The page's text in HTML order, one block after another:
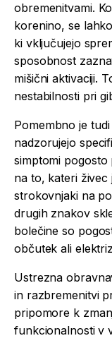
obremenitvami.
korenino, se
ki vključujejo
sposobnost
mišični aktivaciji.
nestabilnosti pri
Pomembno je
nadzorujejo
simptomi
na to, kateri živec
strokovnjaki na
drugih znakov
bolečine so
občutek ali
Ustrezna
in razbremenitvi
pripomore k
funkcionalnosti v